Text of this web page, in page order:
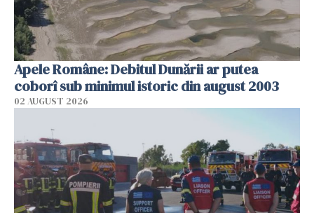
Apele Române: Debitul Dunării ar putea
coborî sub minimul istoric din august 2003
02 AUGUST 2026